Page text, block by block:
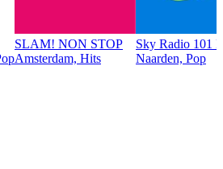
SLAM! NON STOP
Amsterdam, Hits
Sky Radio 101
Naarden, Pop